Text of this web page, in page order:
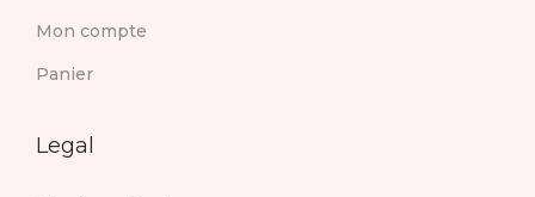
Mon compte
Panier
Legal